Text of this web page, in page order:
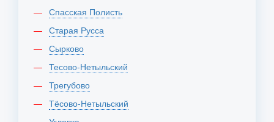
Спасская Полисть
Старая Русса
Сырково
Тесово-Нетыльский
Трегубово
Тёсово-Нетыльский